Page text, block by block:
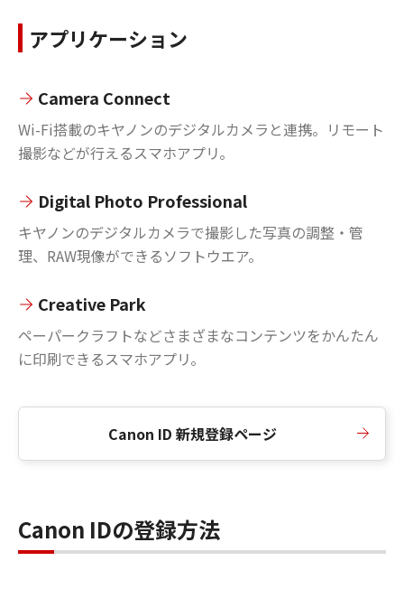
アプリケーション
Camera Connect
Wi-Fi搭載のキヤノンのデジタルカメラと連携。リモート
撮影などが行えるスマホアプリ。
Digital Photo Professional
キヤノンのデジタルカメラで撮影した写真の調整・管
理、RAW現像ができるソフトウエア。
Creative Park
ペーパークラフトなどさまざまなコンテンツをかんたん
に印刷できるスマホアプリ。
Canon ID 新規登録ページ
Canon IDの登録方法